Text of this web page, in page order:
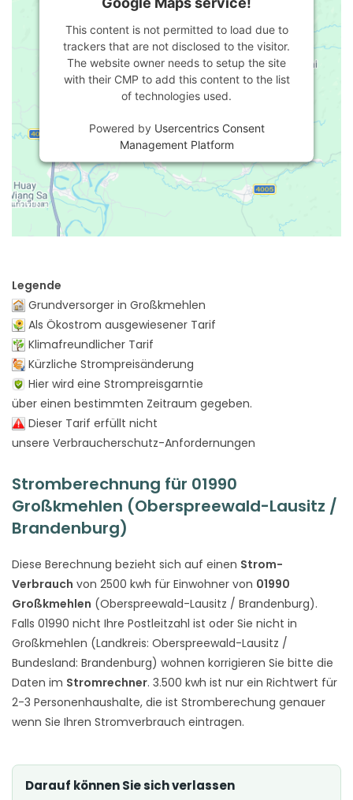
This content is not permitted to load due to
trackers that are not disclosed to the visitor.
The website owner needs to setup the site
with their CMP to add this content to the list
of technologies used.
Powered by Usercentrics Consent
Management Platform
Legende
Grundversorger in Großkmehlen
Als Ökostrom ausgewiesener Tarif
Klimafreundlicher Tarif
Kürzliche Strompreisänderung
Hier wird eine Strompreisgarntie
über einen bestimmten Zeitraum gegeben.
Dieser Tarif erfüllt nicht
unsere Verbraucherschutz-Anfordernungen
Stromberechnung für 01990
Großkmehlen (Oberspreewald-Lausitz /
Brandenburg)
Diese Berechnung bezieht sich auf einen Strom-
Verbrauch von 2500 kwh für Einwohner von 01990
Großkmehlen (Oberspreewald-Lausitz / Brandenburg).
Falls 01990 nicht Ihre Postleitzahl ist oder Sie nicht in
Großkmehlen (Landkreis: Oberspreewald-Lausitz /
Bundesland: Brandenburg) wohnen korrigieren Sie bitte die
Daten im Stromrechner. 3.500 kwh ist nur ein Richtwert für
2-3 Personenhaushalte, die ist Stromberechung genauer
wenn Sie Ihren Stromverbrauch eintragen.
Darauf können Sie sich verlassen